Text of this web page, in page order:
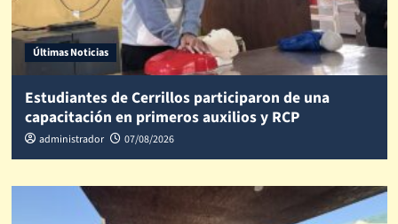
Últimas Noticias
Estudiantes de Cerrillos participaron de una
capacitación en primeros auxilios y RCP
administrador 07/08/2026